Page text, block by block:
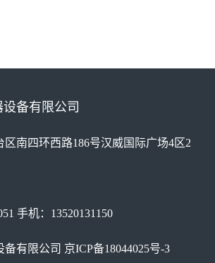
备有限公司
南四环西路186号汉威国际广场4区2
手机：13520131150
备有限公司 京ICP备18044025号-3